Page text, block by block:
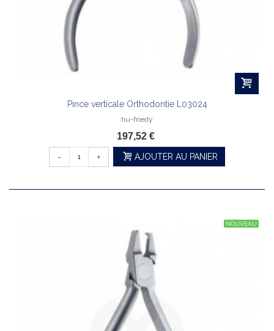
Pince verticale Orthodontie L03024
hu-friedy
197,52 €
- + AJOUTER AU PANIER
NOUVEAU